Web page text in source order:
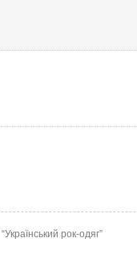
“Український рок-одяг”